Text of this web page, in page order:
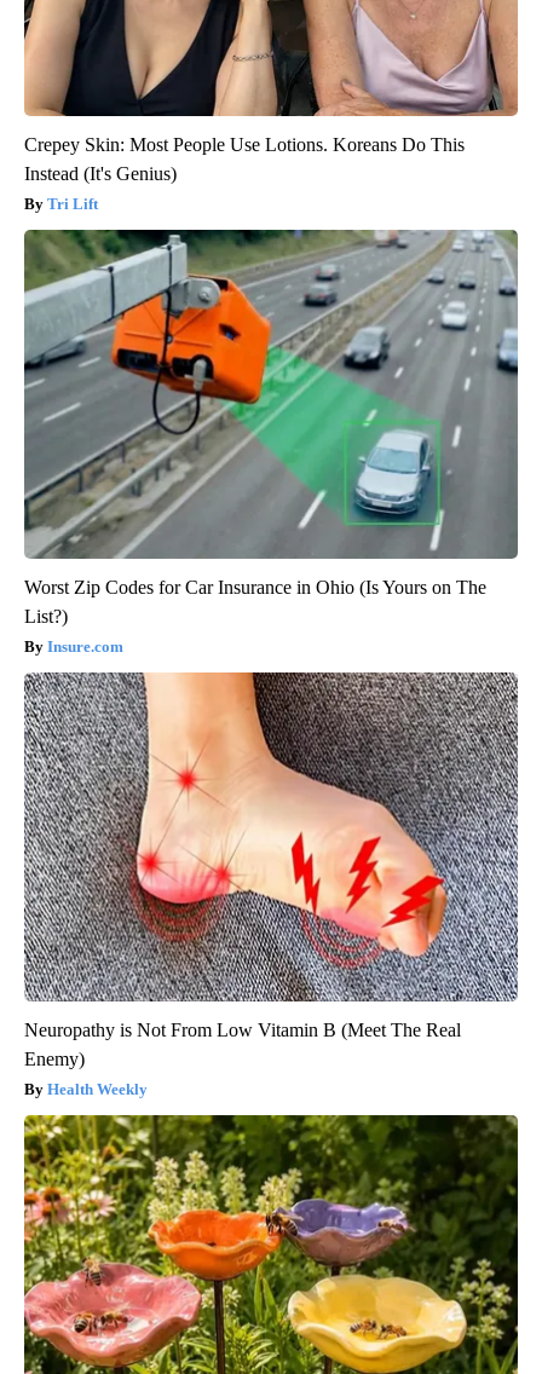
Crepey Skin: Most People Use Lotions. Koreans Do This
Instead (It's Genius)
Tri Lift
Worst Zip Codes for Car Insurance in Ohio (Is Yours on The
List?)
Insure.com
Neuropathy is Not From Low Vitamin B (Meet The Real
Enemy)
Health Weekly